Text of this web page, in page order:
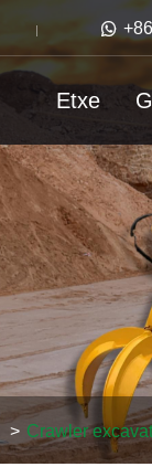

Etxe
Crawler